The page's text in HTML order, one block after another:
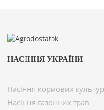
НАСІННЯ УКРАЇНИ
Насіння кормових культур
Насіння газонних трав